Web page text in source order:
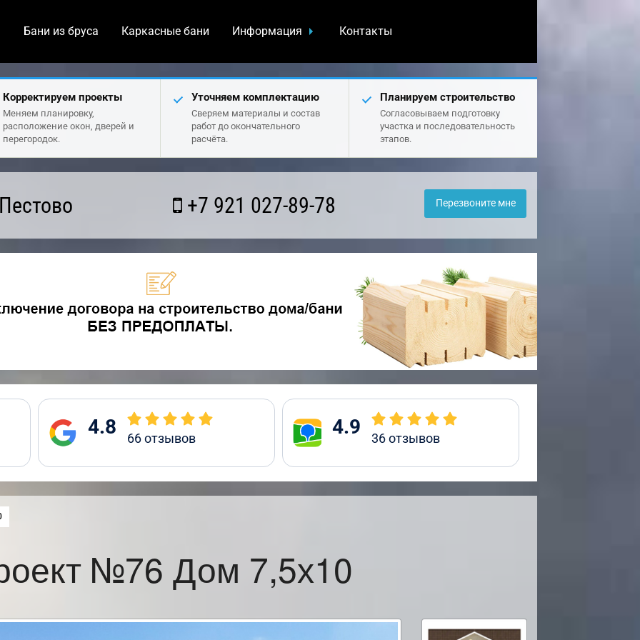
Бани из бруса Каркасные бани Информация Контакты
Корректируем проекты
Меняем планировку,
расположение окон, дверей и
перегородок.
Уточняем комплектацию
Сверяем материалы и состав
работ до окончательного
расчёта.
Планируем строительство
Согласовываем подготовку
участка и последовательность
этапов.
+7 921 027-89-78 Перезвоните мне
4.8 66отзывов 4.9 36отзывов
№76 Дом 7,5х10